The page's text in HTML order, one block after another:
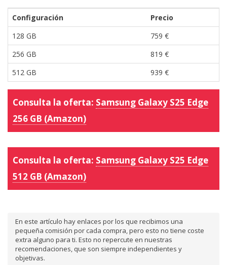
Configuración
Precio
128 GB
759 €
256 GB
819 €
512 GB
939 €
Consulta la oferta: Samsung Galaxy S25 Edge
256 GB (Amazon)
Consulta la oferta: Samsung Galaxy S25 Edge
512 GB (Amazon)
En este artículo hay enlaces por los que recibimos una
pequeña comisión por cada compra, pero esto no tiene coste
extra alguno para ti. Esto no repercute en nuestras
recomendaciones, que son siempre independientes y
objetivas.